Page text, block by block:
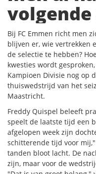
volgende
Bij FC Emmen richt men
blijven er, wie vertrekken
de selectie te hebben?
kwesties wordt
Kampioen Divisie nog op
thuiswedstrijd van het
Maastricht.
Freddy Quispel beleeft
speelt de laatste tijd een
afgelopen week zijn
schitterende tijd voor
tanden bloot lacht. De
zijn, maar voor de